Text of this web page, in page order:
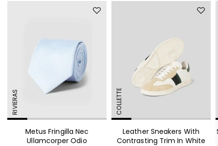
RIVIERAS
Metus Fringilla Nec
Ullamcorper Odio
COLLETTE
Leather Sneakers With
Contrasting Trim In White